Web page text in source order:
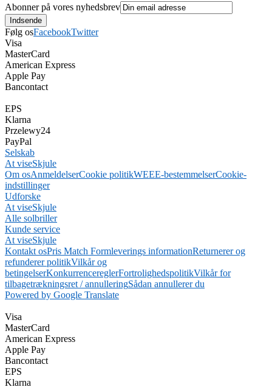
Abonner på vores nyhedsbrev
Følg osFacebookTwitter
Visa
MasterCard
American Express
Apple Pay
Bancontact
EPS
Klarna
Przelewy24
PayPal
Selskab
At viseSkjule
Om osAnmeldelserCookie politikWEEE-bestemmelserCookie-
indstillinger
Udforske
At viseSkjule
Alle solbriller
Kunde service
At viseSkjule
Kontakt osPris Match Formleverings informationReturnerer og
refunderer politikVilkår og
betingelserKonkurrencereglerFortrolighedspolitikVilkår for
tilbagetrækningsret / annulleringSådan annullerer du
Powered by Google Translate
Visa
MasterCard
American Express
Apple Pay
Bancontact
EPS
Klarna